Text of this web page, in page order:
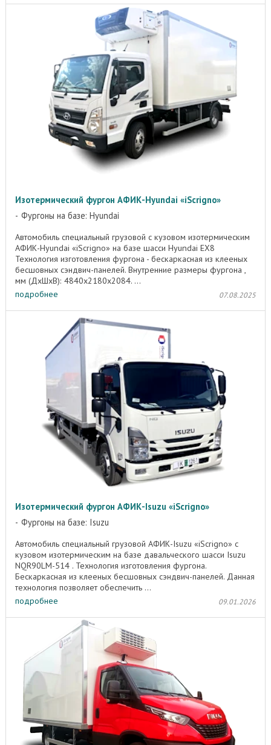
Изотермический фургон АФИК-Hyundai «iScrigno»
Фургоны на базе: Hyundai
Автомобиль специальный грузовой с кузовом изотермическим
АФИК-Hyundai «iScrigno» на базе шасси Hyundai EX8
Технология изготовления фургона - бескаркасная из клееных
бесшовных сэндвич-панелей. Внутренние размеры фургона ,
мм (ДхШхВ): 4840х2180х2084. ...
подробнее
07.08.2025
Изотермический фургон АФИК-Isuzu «iScrigno»
Фургоны на базе: Isuzu
Автомобиль специальный грузовой АФИК-Isuzu «iScrigno» с
кузовом изотермическим на базе давальческого шасси Isuzu
NQR90LM-514 . Технология изготовления фургона.
Бескаркасная из клееных бесшовных сэндвич-панелей. Данная
технология позволяет обеспечить ...
подробнее
09.01.2026